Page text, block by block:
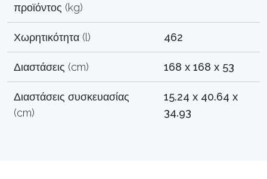
προϊόντος (kg)
Χωρητικότητα (l) 462
Διαστάσεις (cm) 168 x 168 x 53
Διαστάσεις συσκευασίας
(cm)
15.24 x 40.64 x
34.93